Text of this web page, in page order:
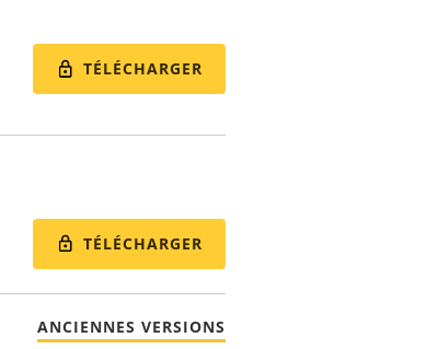
TÉLÉCHARGER
TÉLÉCHARGER
ANCIENNES VERSIONS